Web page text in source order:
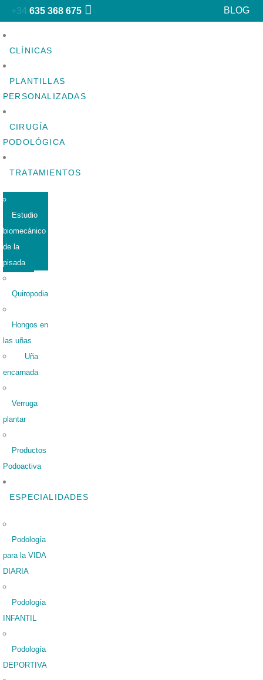
+34 635 368 675 BLOG
CLÍNICAS
PLANTILLAS
PERSONALIZADAS
CIRUGÍA
PODOLÓGICA
TRATAMIENTOS
Estudio
biomecánico
de la
pisada
Quiropodia
Hongos en
las uñas
Uña
encarnada
Verruga
plantar
Productos
Podoactiva
ESPECIALIDADES
Podología
para la VIDA
DIARIA
Podología
INFANTIL
Podología
DEPORTIVA